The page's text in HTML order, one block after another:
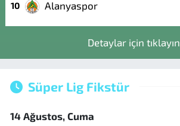
10 Alanyaspor
Detaylar için tıklayın
Süper Lig Fikstür
14 Ağustos, Cuma